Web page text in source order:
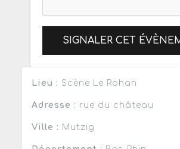
SIGNALER CET
Lieu : Scène Le Rohan
Adresse : rue du château
Ville : Mutzig